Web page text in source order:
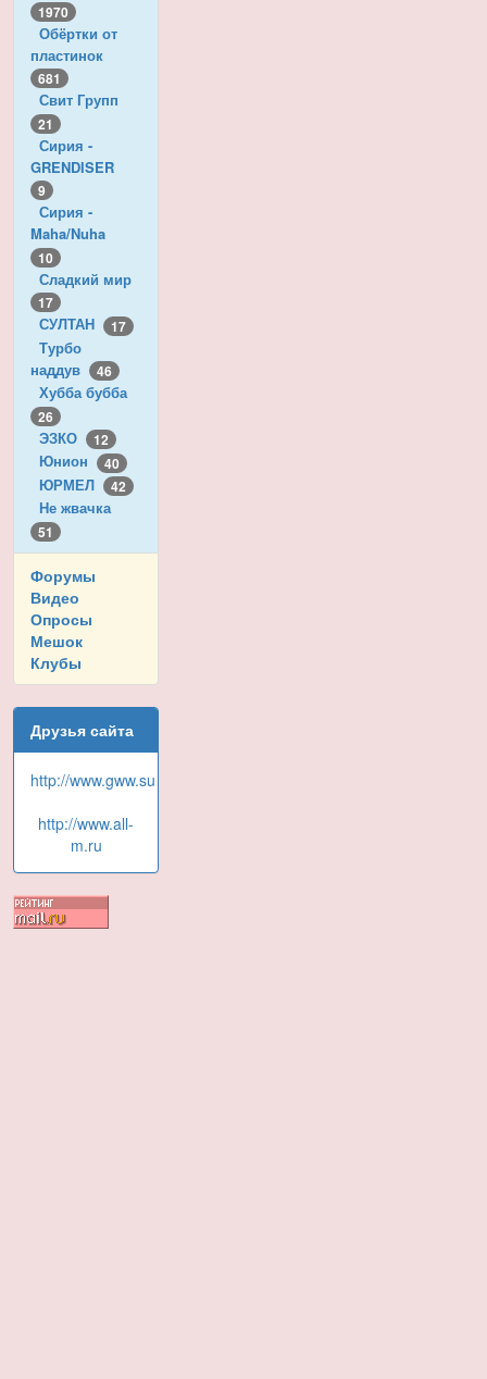
1970
Обёртки от
пластинок
681
Свит Групп
21
Сирия -
GRENDISER
9
Сирия -
Maha/Nuha
10
Сладкий мир
17
СУЛТАН 17
Турбо
наддув
46
Хубба бубба
26
ЭЗКО 12
Юнион 40
ЮРМЕЛ 42
Не жвачка
51
Форумы
Видео
Опросы
Мешок
Клубы
Друзья сайта
http://www.gww.su
http://www.all-
m.ru